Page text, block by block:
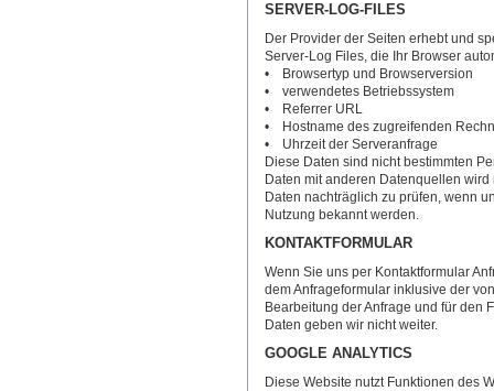
SERVER-LOG-FILES
Der Provider der Seiten erhebt und
Server-Log Files, die Ihr Browser
• Browsertyp und Browserversion
• verwendetes Betriebssystem
• Referrer URL
• Hostname des zugreifenden
• Uhrzeit der Serveranfrage
Diese Daten sind nicht bestimmten
Daten mit anderen Datenquellen
Daten nachträglich zu prüfen, wenn
Nutzung bekannt werden.
KONTAKTFORMULAR
Wenn Sie uns per Kontaktformular
dem Anfrageformular inklusive der
Bearbeitung der Anfrage und für den
Daten geben wir nicht weiter.
GOOGLE ANALYTICS
Diese Website nutzt Funktionen des